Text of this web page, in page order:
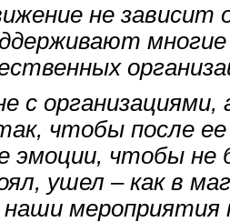
не зависит
с
чтобы после
эмоции, чтобы
ушел – как в